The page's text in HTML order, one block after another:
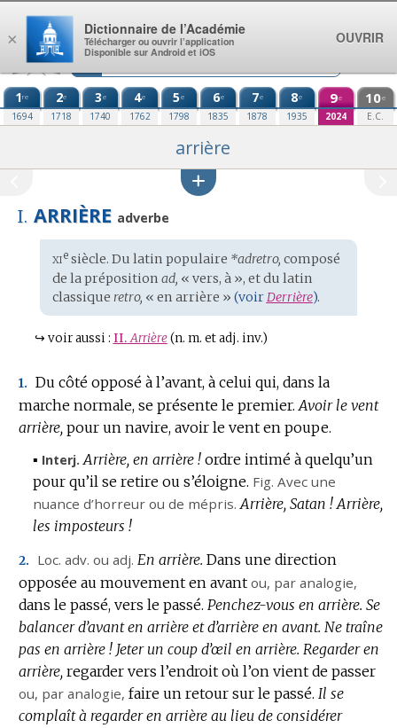
Aller au contenu
1re
1694
2e
1718
3e
1740
4e
1762
5e
1798
6e
1835
7e
1878
8e
1935
9e
2024
10e
E.C.
arrière
I. ARRIÈRE adverbe
Étymologie
:
xiesiècle. Du latin populaire *adretro, composé
de la préposition ad, « vers, à », et du latin
classique retro, « en arrière » (voirDerrière).
↪ voir aussi : II.Arrière (n. m. et adj. inv.)
1. Du côté opposé à l’avant, à celui qui, dans la
marche normale, se présente le premier. Avoir le vent
arrière, pour un navire, avoir le vent en poupe.
▪ Interj. Arrière, en arrière ! ordre intimé à quelqu’un
pour qu’il se retire ou s’éloigne. Fig. Avec une
nuance d’horreur ou de mépris. Arrière, Satan ! Arrière,
les imposteurs !
2. Loc. adv. ou adj. En arrière. Dans une direction
opposée au mouvement en avant ou, par analogie,
dans le passé, vers le passé. Penchez-vous en arrière. Se
balancer d’avant en arrière et d’arrière en avant. Ne traîne
pas en arrière ! Jeter un coup d’œil en arrière. Regarder en
arrière, regarder vers l’endroit où l’on vient de passer
ou, par analogie, faire un retour sur le passé. Il se
complaît à regarder en arrière au lieu de considérer
×
Dictionnaire de l’Académie
Télécharger ou ouvrir l’application
Disponible sur Android et iOS
OUVRIR